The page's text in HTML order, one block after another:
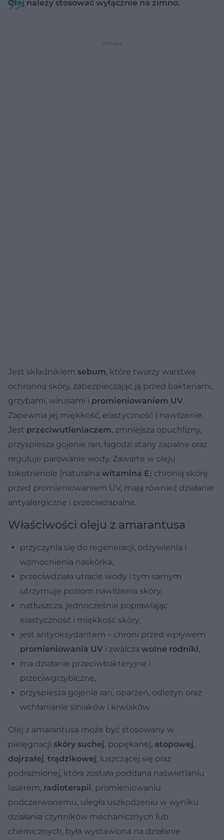
Olej należy stosować wyłącznie na zimno.
Jest składnikiem sebum, które tworzy warstwę
ochronną skóry, zabezpieczając ją przed bakteriami,
grzybami, wirusami i promieniowaniem UV.
Zapewnia jej miękkość, elastyczność i nawilżenie.
Jest przeciwutleniaczem, zmniejsza opuchlizny,
przyspiesza gojenie ran, łagodzi stany zapalne oraz
reguluje parowanie wody. Zawarte w oleju
tokotrienole (naturalna witamina E) chronią skórę
przed promieniowaniem UV, mają również działanie
antyalergiczne i przeciwzapalne.
Właściwości oleju z amarantusa
przyczynia się do regeneracji, odżywienia i
wzmocnienia naskórka,
przeciwdziała utracie wody i tym samym
utrzymuje poziom nawilżenia skóry,
natłuszcza, jednocześnie poprawiając
elastyczność i miękkość skóry,
jest antyoksydantem – chroni przed wpływem
promieniowania UV i zwalcza wolne rodniki,
ma działanie przeciwbakteryjne i
przeciwgrzybiczne,
przyspiesza gojenie ran, oparzeń, odleżyn oraz
wchłanianie siniaków i krwiaków.
Olej z amarantusa może być stosowany w
pielęgnacji skóry suchej, popękanej, atopowej,
dojrzałej, trądzikowej, łuszczącej się oraz
podrażnionej, która została poddana naświetlaniu
laserem, radioterapii, promieniowaniu
podczerwonemu, uległa uszkodzeniu w wyniku
działania czynników mechanicznych lub
chemicznych, była wystawiona na działanie